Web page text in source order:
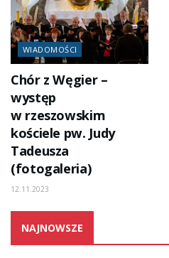
WIADOMOŚCI
Chór z Węgier –
występ
w rzeszowskim
kościele pw. Judy
Tadeusza
(fotogaleria)
12.11.2023
NAJNOWSZE